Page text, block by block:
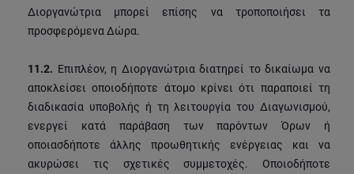
Διοργανώτρια μπορεί επίσης να τροποποιήσει τα
προσφερόμενα Δώρα.
11.2. Επιπλέον, η Διοργανώτρια διατηρεί το δικαίωμα να
αποκλείσει οποιοδήποτε άτομο κρίνει ότι παραποιεί τη
διαδικασία υποβολής ή τη λειτουργία του Διαγωνισμού,
ενεργεί κατά παράβαση των παρόντων Όρων ή
οποιασδήποτε άλλης προωθητικής ενέργειας και να
ακυρώσει τις σχετικές συμμετοχές. Οποιοδήποτε